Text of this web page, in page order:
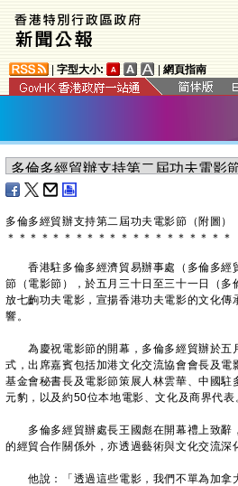
字型大小: 網頁指南
​多倫多經貿辦支持第二屆功夫電影節（附圖）
＊ ＊ ＊ ＊ ＊ ＊ ＊ ＊ ＊ ＊ ＊ ＊ ＊ ＊ ＊ ＊ ＊ ＊ ＊ ＊
香港駐多倫多經濟貿易辦事處（多倫多經
節（電影節），於五月三十日至三十一日（多
放七齣功夫電影，宣揚香港功夫電影的文化傳
響。
為慶祝電影節的開幕，多倫多經貿辦於五
式，出席嘉賓包括加港文化交流協會會長及電
基金會秘書長及電影節策展人林雲華、中國駐
元豹，以及約50位本地電影、文化及商界代表
多倫多經貿辦處長王國彪在開幕禮上致辭
的經貿合作關係外，亦透過藝術與文化交流深
他說：「透過這些電影，我們不單為加拿